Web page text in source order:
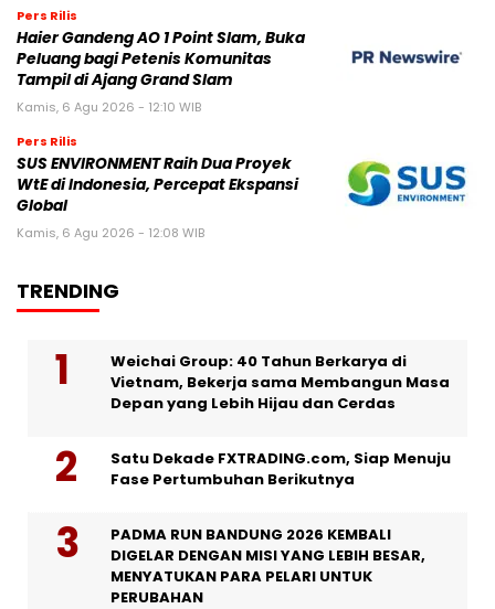
Pers Rilis
Haier Gandeng AO 1 Point Slam, Buka
Peluang bagi Petenis Komunitas
Tampil di Ajang Grand Slam
Kamis, 6 Agu 2026 - 12:10 WIB
Pers Rilis
SUS ENVIRONMENT Raih Dua Proyek
WtE di Indonesia, Percepat Ekspansi
Global
Kamis, 6 Agu 2026 - 12:08 WIB
TRENDING
Weichai Group: 40 Tahun Berkarya di
Vietnam, Bekerja sama Membangun Masa
Depan yang Lebih Hijau dan Cerdas
Satu Dekade FXTRADING.com, Siap Menuju
Fase Pertumbuhan Berikutnya
PADMA RUN BANDUNG 2026 KEMBALI
DIGELAR DENGAN MISI YANG LEBIH BESAR,
MENYATUKAN PARA PELARI UNTUK
PERUBAHAN